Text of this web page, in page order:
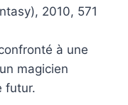
2010, 571
à une
magicien
futur.